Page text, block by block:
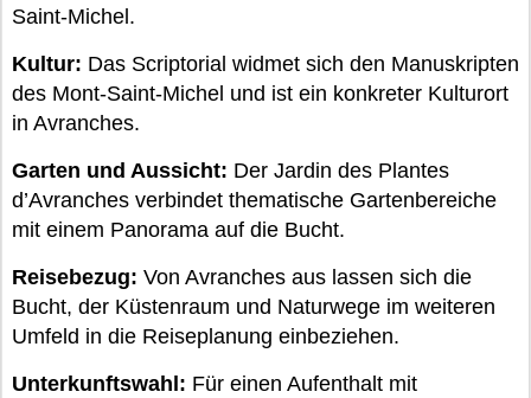
Saint-Michel.
Kultur: Das Scriptorial widmet sich den Manuskripten
des Mont-Saint-Michel und ist ein konkreter Kulturort
in Avranches.
Garten und Aussicht: Der Jardin des Plantes
d’Avranches verbindet thematische Gartenbereiche
mit einem Panorama auf die Bucht.
Reisebezug: Von Avranches aus lassen sich die
Bucht, der Küstenraum und Naturwege im weiteren
Umfeld in die Reiseplanung einbeziehen.
Unterkunftswahl: Für einen Aufenthalt mit